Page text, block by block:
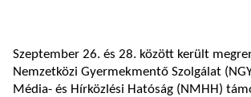
Szeptember 26. és 28. között került
Nemzetközi Gyermekmentő Szolgálat
Média- és Hírközlési Hatóság (NMHH)